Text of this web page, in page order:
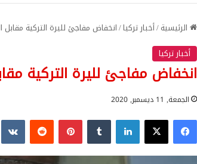
الرئيسية/أخبار تركيا/انخفاض مفاجئ لليرة التركية مقابل
أخبار تركيا
انخفاض مفاجئ لليرة التركية
الجمعة, 11 ديسمبر, 2020
فيسبوك‫X لينكدإن بينتيريست